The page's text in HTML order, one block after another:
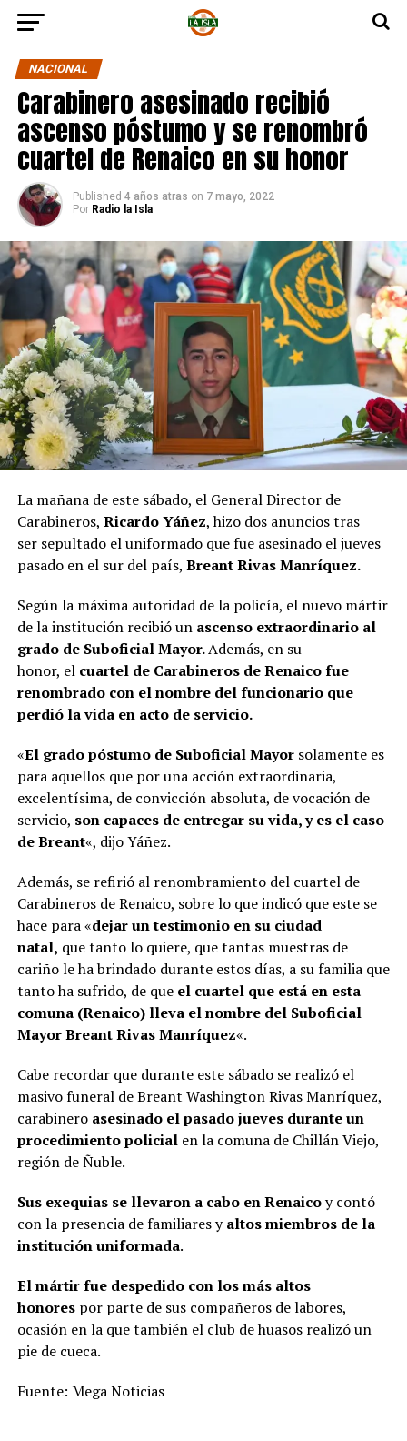
NACIONAL
Carabinero asesinado recibió
ascenso póstumo y se renombró
cuartel de Renaico en su honor
Published 4 años atras on 7 mayo, 2022
Por Radio la Isla
La mañana de este sábado, el General Director de
Carabineros, Ricardo Yáñez, hizo dos anuncios tras
ser sepultado el uniformado que fue asesinado el jueves
pasado en el sur del país, Breant Rivas Manríquez.
Según la máxima autoridad de la policía, el nuevo mártir
de la institución recibió un ascenso extraordinario al
grado de Suboficial Mayor.Además, en su
honor, el cuartel de Carabineros de Renaico fue
renombrado con el nombre del funcionario que
perdió la vida en acto de servicio.
«El grado póstumo de Suboficial Mayorsolamente es
para aquellos que por una acción extraordinaria,
excelentísima, de convicción absoluta, de vocación de
servicio, son capaces de entregar su vida, y es el caso
de Breant«, dijo Yáñez.
Además, se refirió al renombramiento del cuartel de
Carabineros de Renaico, sobre lo que indicó que este se
hace para «dejar un testimonio en su ciudad
natal, que tanto lo quiere, que tantas muestras de
cariño le ha brindado durante estos días, a su familia que
tanto ha sufrido, de queel cuartel que está en esta
comuna (Renaico) lleva el nombre del Suboficial
Mayor Breant Rivas Manríquez«.
Cabe recordar que durante este sábado se realizó el
masivo funeral de Breant Washington Rivas Manríquez,
carabinero asesinado el pasado jueves durante un
procedimiento policialen la comuna de Chillán Viejo,
región de Ñuble.
Sus exequias se llevaron a cabo en Renaicoy contó
con la presencia de familiares yaltos miembros de la
institución uniformada.
El mártir fue despedido con los más altos
honorespor parte de sus compañeros de labores,
ocasión en la que también el club de huasos realizó un
pie de cueca.
Fuente: Mega Noticias